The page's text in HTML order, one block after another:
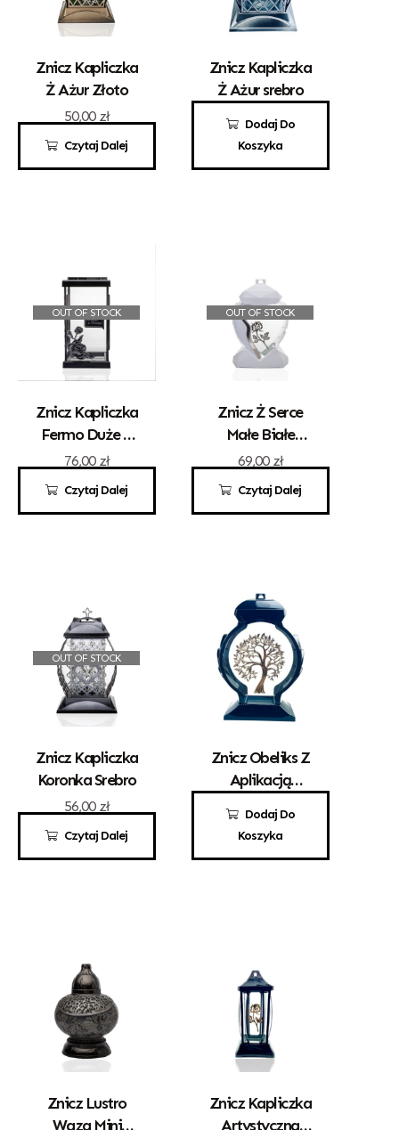
Czytaj Dalej
Znicz Kapliczka
Ż Ażur Złoto
50,00 zł
Dodaj Do
Koszyka
Znicz Kapliczka
Ż Ażur srebro
50,00 zł
OUT OF STOCK
Czytaj Dalej
Znicz Kapliczka
Fermo Duże Z
Różą
76,00 zł
OUT OF STOCK
Czytaj Dalej
Znicz Ż Serce
Małe Białe
Złota Róża
69,00 zł
OUT OF STOCK
Czytaj Dalej
Znicz Kapliczka
Koronka Srebro
56,00 zł
Dodaj Do
Koszyka
Znicz Obeliks Z
Aplikacją
100,00zł
Znicz Lustro
Waza Mini
Znicz Kapliczka
Artystyczna